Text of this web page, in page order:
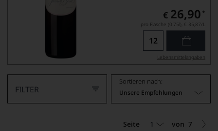
€ 26,90 *
pro Flasche (0.75l), € 35,87/L
Lebensmittel­angaben
FILTER
Sortieren nach:
Unsere Empfehlungen
Seite 1 von 7